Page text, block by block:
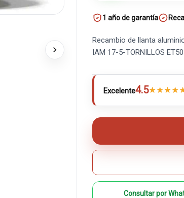
1 año de garantía
Recambio de llanta
IAM 17-5-TORNILLOS ET50
Excelente4.5★★★★
Consultar por